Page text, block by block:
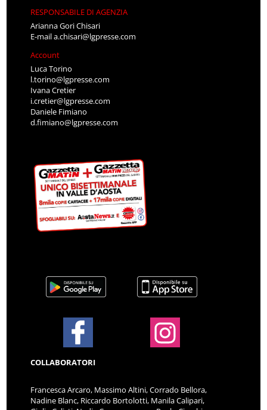
RESPONSABILE DI AGENZIA
Arianna Gori Chisari
E-maila.chisari@lgpresse.com
Account
Luca Torino
l.torino@lgpresse.com
Ivana Cretier
i.cretier@lgpresse.com
Daniele Fimiano
d.fimiano@lgpresse.com
COLLABORATORI
Francesca Arcaro, Massimo Altini, Corrado Bellora,
Nadine Blanc, Riccardo Bortolotti, Manila Calipari,